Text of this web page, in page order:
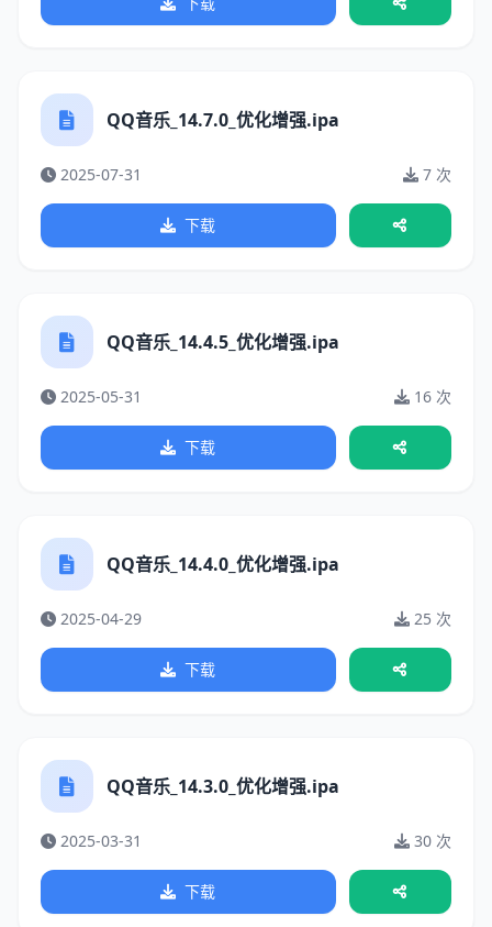
QQ音乐_14.7.0_优化增强.ipa
2025-07-31 7 次
下载
QQ音乐_14.4.5_优化增强.ipa
2025-05-31 16 次
下载
QQ音乐_14.4.0_优化增强.ipa
2025-04-29 25 次
下载
QQ音乐_14.3.0_优化增强.ipa
2025-03-31 30 次
下载